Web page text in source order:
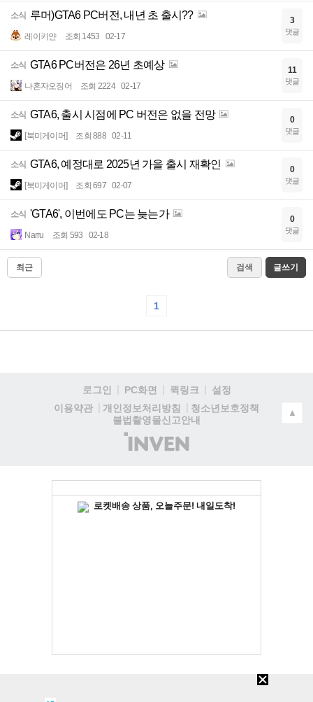
소식 루머)GTA6 PC버전, 내년 초 출시??
레이키얀 조회 1453 02-17
3
댓글
소식 GTA6 PC버전은 26년 초예상
나혼자오징어 조회 2224 02-17
11
댓글
소식 GTA6, 출시 시점에 PC 버전은 없을 전망
[북미게이머] 조회 888 02-11
0
댓글
소식 GTA6, 예정대로 2025년 가을 출시 재확인
[북미게이머] 조회 697 02-07
0
댓글
소식 'GTA6', 이번에도 PC는 늦는가
Narru 조회 593 02-18
0
댓글
최근 검색 글쓰기
1
로그인 PC화면 퀵링크
설정
이용약관
개인정보처리방침
청소년보호정책
불법촬영물신고안내
(주)
인
▲